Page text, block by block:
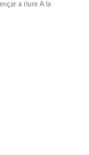
a riure A la